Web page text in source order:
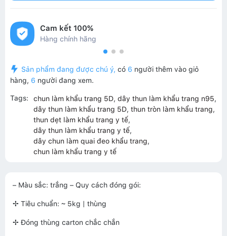
Cam kết 100%
Hàng chính hãng
Sản phẩm đang được chú ý, có 6 người thêm vào giỏ
hàng, 6 người đang xem.
Tags: chun làm khẩu trang 5D, dây thun làm khẩu trang n95,
dây thun làm khẩu trang 5D, thun tròn làm khẩu trang,
thun dẹt làm khẩu trang y tế,
dây thun làm khẩu trang y tế,
dây chun làm quai đeo khẩu trang,
chun làm khẩu trang y tế
– Màu sắc: trắng – Quy cách đóng gói:
✢ Tiêu chuẩn: ~ 5kg | thùng
✢ Đóng thùng carton chắc chắn